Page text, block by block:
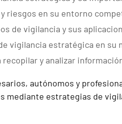
riesgos en su entorno
de vigilancia y sus
vigilancia estratégica en su
y analizar
autónomos y
mediante estrategias de